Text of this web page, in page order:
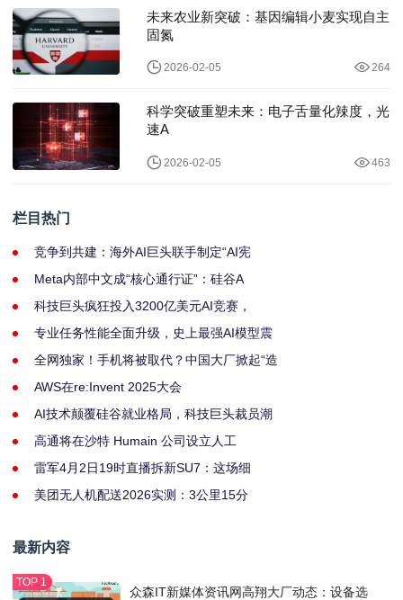
未来农业新突破：基因编辑小麦实现自主
固氮
2026-02-05 264
科学突破重塑未来：电子舌量化辣度，光
速A
2026-02-05 463
栏目热门
竞争到共建：海外AI巨头联手制定“AI宪
Meta内部中文成“核心通行证”：硅谷A
科技巨头疯狂投入3200亿美元AI竞赛，
专业任务性能全面升级，史上最强AI模型震
全网独家！手机将被取代？中国大厂掀起“造
AWS在re:Invent 2025大会
AI技术颠覆硅谷就业格局，科技巨头裁员潮
高通将在沙特 Humain 公司设立人工
雷军4月2日19时直播拆新SU7：这场细
美团无人机配送2026实测：3公里15分
最新内容
众森IT新媒体资讯网高翔大厂动态：设备选